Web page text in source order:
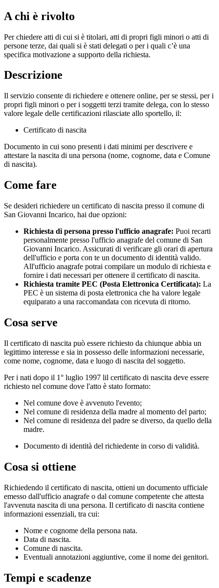
A chi è rivolto
Per chiedere atti di cui si è titolari, atti di propri figli minori o atti di
persone terze, dai quali si è stati delegati o per i quali c’è una
specifica motivazione a supporto della richiesta.
Descrizione
Il servizio consente di richiedere e ottenere online, per se stessi, per i
propri figli minori o per i soggetti terzi tramite delega, con lo stesso
valore legale delle certificazioni rilasciate allo sportello, il:
Certificato di nascita
Documento in cui sono presenti i dati minimi per descrivere e
attestare la nascita di una persona (nome, cognome, data e Comune
di nascita).
Come fare
Se desideri richiedere un certificato di nascita presso il comune di
San Giovanni Incarico, hai due opzioni:
Richiesta di persona presso l'ufficio anagrafe: Puoi recarti
personalmente presso l'ufficio anagrafe del comune di San
Giovanni Incarico. Assicurati di verificare gli orari di apertura
dell'ufficio e porta con te un documento di identità valido.
All'ufficio anagrafe potrai compilare un modulo di richiesta e
fornire i dati necessari per ottenere il certificato di nascita.
Richiesta tramite PEC (Posta Elettronica Certificata): La
PEC è un sistema di posta elettronica che ha valore legale
equiparato a una raccomandata con ricevuta di ritorno.
Cosa serve
Il certificato di nascita può essere richiesto da chiunque abbia un
legittimo interesse e sia in possesso delle informazioni necessarie,
come nome, cognome, data e luogo di nascita del soggetto.
Per i nati dopo il 1° luglio 1997 lil certificato di nascita deve essere
richiesto nel comune dove l'atto è stato formato:
Nel comune dove è avvenuto l'evento;
Nel comune di residenza della madre al momento del parto;
Nel comune di residenza del padre se diverso, da quello della
madre.
Documento di identità del richiedente in corso di validità.
Cosa si ottiene
Richiedendo il certificato di nascita, ottieni un documento ufficiale
emesso dall'ufficio anagrafe o dal comune competente che attesta
l'avvenuta nascita di una persona. Il certificato di nascita contiene
informazioni essenziali, tra cui:
Nome e cognome della persona nata.
Data di nascita.
Comune di nascita.
Eventuali annotazioni aggiuntive, come il nome dei genitori.
Tempi e scadenze